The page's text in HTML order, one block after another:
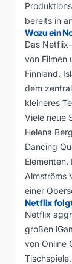
bereits in
Wozu ein
Das
von Filmen
Finnland,
dem
kleineres
Viele neue
Helena
Dancing
Almströms
einer
Netflix
Netflix
großen
von Online